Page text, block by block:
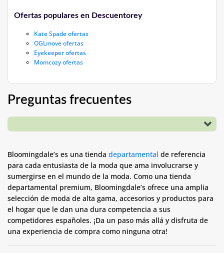
Ofertas populares en Descuentorey
Kate Spade ofertas
OGLmove ofertas
Eyekeeper ofertas
Momcozy ofertas
Preguntas frecuentes
Bloomingdale’s es una tienda departamental de referencia
para cada entusiasta de la moda que ama involucrarse y
sumergirse en el mundo de la moda. Como una tienda
departamental premium, Bloomingdale’s ofrece una amplia
selección de moda de alta gama, accesorios y productos para
el hogar que le dan una dura competencia a sus
competidores españoles. ¡Da un paso más allá y disfruta de
una experiencia de compra como ninguna otra!